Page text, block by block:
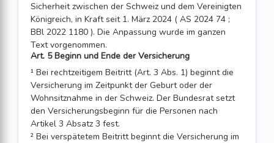
Sicherheit zwischen der Schweiz und dem Vereinigten
Königreich, in Kraft seit 1. März 2024 ( AS 2024 74 ;
BBl 2022 1180 ). Die Anpassung wurde im ganzen
Text vorgenommen.
Art. 5 Beginn und Ende der Versicherung
¹ Bei rechtzeitigem Beitritt (Art. 3 Abs. 1) beginnt die
Versicherung im Zeitpunkt der Geburt oder der
Wohnsitznahme in der Schweiz. Der Bundesrat setzt
den Versicherungsbeginn für die Personen nach
Artikel 3 Absatz 3 fest.
² Bei verspätetem Beitritt beginnt die Versicherung im